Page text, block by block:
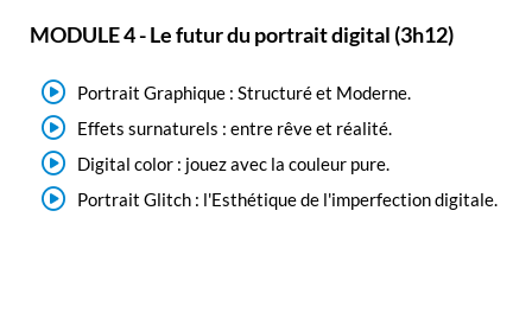
MODULE 4 - Le futur du portrait digital (3h12)
Portrait Graphique : Structuré et Moderne.
Effets surnaturels : entre rêve et réalité.
Digital color : jouez avec la couleur pure.
Portrait Glitch : l'Esthétique de l'imperfection digitale.